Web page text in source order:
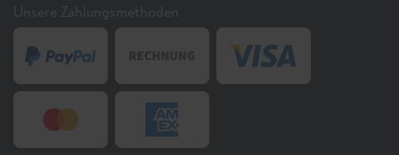
Unsere Zahlungsmethoden